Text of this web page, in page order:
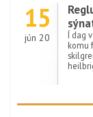
15
jún 20
Í dag
komu